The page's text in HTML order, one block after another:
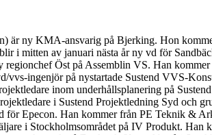
är ny KMA-ansvarig på Bjerking. Hon
blir i mitten av januari nästa år ny vd för
regionchef Öst på Assemblin VS. Han
vvs-ingenjör på nystartade Sustend VVS-
inom underhållsplanering på
i Sustend Projektledning Syd och
för Epecon. Han kommer från PE Teknik &
i Stockholmsområdet på IV Produkt.